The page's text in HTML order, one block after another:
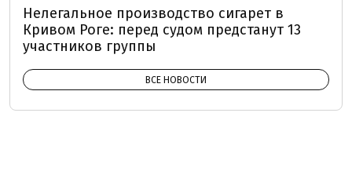
Нелегальное производство сигарет в
Кривом Роге: перед судом предстанут 13
участников группы
ВСЕ НОВОСТИ